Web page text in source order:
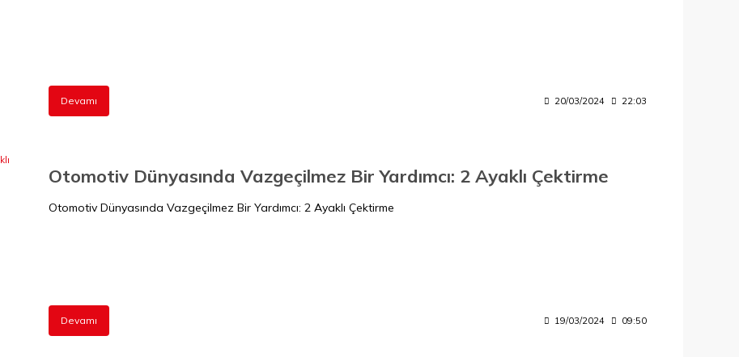
Devamı 20/03/2024 22:03
Otomotiv Dünyasında Vazgeçilmez Bir Yardımcı: 2 Ayaklı Çektirme
Otomotiv Dünyasında Vazgeçilmez Bir Yardımcı: 2 Ayaklı Çektirme
Devamı 19/03/2024 09:50